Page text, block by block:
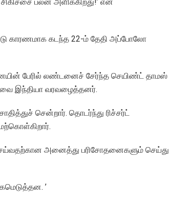
பலன் அளிக்கிறது!’ என
காரணமாக கடந்த 22-ம் தேதி அப்போலோ
பேரில் லண்டனைச் சேர்ந்த செயிண்ட் தாமஸ்
இந்தியா வரவழைத்தனர்.
சென்றார். தொடர்ந்து ரிச்சர்ட்
அனைத்து பரிசோதனைகளும் செய்து
’